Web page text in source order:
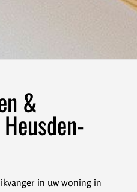
&
in uw woning in